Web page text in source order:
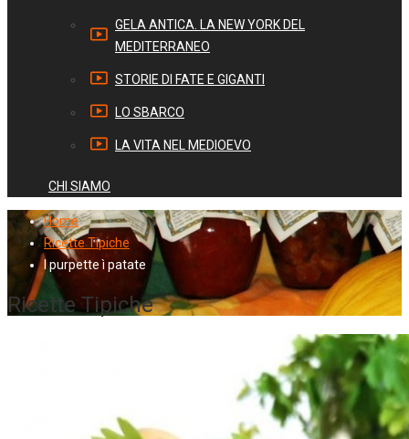
GELA ANTICA. LA NEW YORK DEL
MEDITERRANEO
STORIE DI FATE E GIGANTI
LO SBARCO
LA VITA NEL MEDIOEVO
CHI SIAMO
Home
Ricette Tipiche
I purpette ì patate
Ricette Tipiche